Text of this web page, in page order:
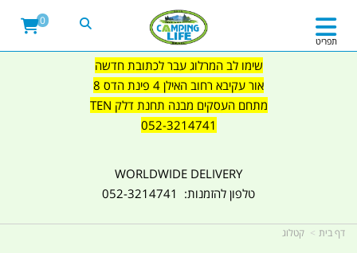
שימו לב המרלוג עבר לכתובת חדשה
אור עקיבא רחוב האילן 4 פינת הדס 8
מתחם העסקים מבנה תחנת דלק TEN
052-3214741
WORLDWIDE DELIVERY
טלפון להזמנות: 052-3214741
תפריט
0
דף בית קטלוג